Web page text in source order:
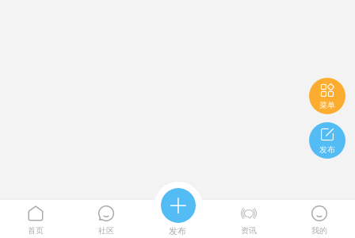

菜单

发布

首页

社区

发布

资讯

我的